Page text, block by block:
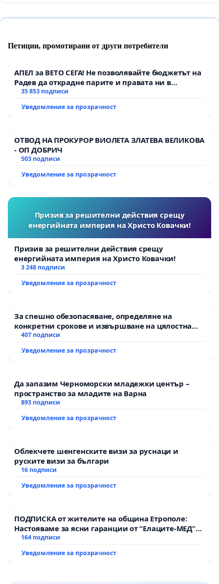
Петиции, промотирани от други потребители
АПЕЛ за ВЕТО СЕГА! Не позволявайте бюджетът на
Радев да открадне парите и правата ни в
тъмното
35 853 подписи
Уведомление за прозрачност
ОТВОД НА ПРОКУРОР ВИОЛЕТА ЗЛАТЕВА ВЕЛИКОВА
- ОП ДОБРИЧ
503 подписи
Уведомление за прозрачност
Призив за решителни действия срещу
енергийната империя на Христо Ковачки!
Призив за решителни действия срещу
енергийната империя на Христо Ковачки!
3 248 подписи
Уведомление за прозрачност
За спешно обезопасяване, определяне на
конкретни срокове и извършване на цялостна
рехабилитация на републиканския път между
Мирово - к.к. Момин проход
407 подписи
Уведомление за прозрачност
Да запазим Черноморски младежки център –
пространство за младите на Варна
893 подписи
Уведомление за прозрачност
Облекчете шенгенските визи за руснаци и
руските визи за българи
16 подписи
Уведомление за прозрачност
ПОДПИСКА от жителите на община Етрополе:
Настояваме за ясни гаранции от “Елаците-МЕД”
АД и от държавата, че ще се изпълнят всички
164 подписи
Уведомление за прозрачност